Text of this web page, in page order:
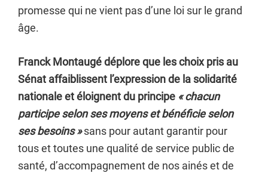
promesse qui ne vient pas d’une loi sur le grand
âge.
Franck Montaugé déplore que les choix pris au
Sénat affaiblissent l’expression de la solidarité
nationale et éloignent du principe « chacun
participe selon ses moyens et bénéficie selon
ses besoins »sans pour autant garantir pour
tous et toutes une qualité de service public de
santé, d’accompagnement de nos ainés et de